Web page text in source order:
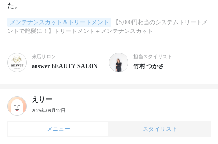
た。
メンテナンスカット＆トリートメント
【5,000円相当のシステムトリートメ
ントで艶髪に！】トリートメント＋メンテナンスカット
来店サロン
answer BEAUTY SALON
担当スタイリスト
竹村 つかさ
えりー
2025年09月12日
メニュー スタイリスト